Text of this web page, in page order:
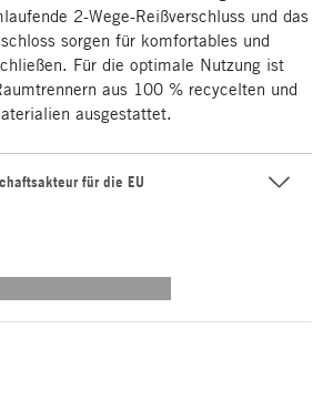
2-Wege-Reißverschluss und das
sorgen für komfortables und
Für die optimale Nutzung ist
aus 100 % recycelten und
ausgestattet.
für die EU